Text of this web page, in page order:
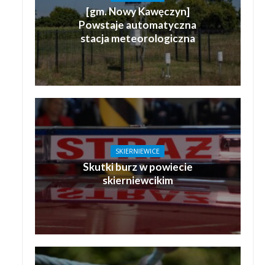
[gm. Nowy Kawęczyn]
Powstaje automatyczna
stacja meteorologiczna
SKIERNIEWICE
Skutki burz w powiecie
skierniewcikim